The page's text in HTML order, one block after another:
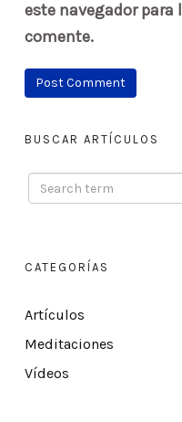
este navegador para
comente.
BUSCAR ARTÍCULOS
CATEGORÍAS
Artículos
Meditaciones
Vídeos